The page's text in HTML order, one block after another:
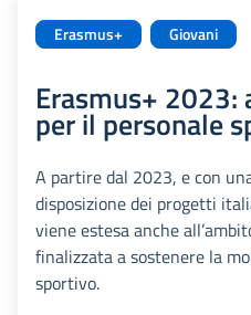
Erasmus+ Giovani
Erasmus+
per il personale
A partire dal 2023, e con
disposizione dei progetti
viene estesa anche
finalizzata a sostenere la
sportivo.